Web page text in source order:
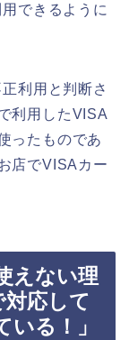
できるように
利用と判断さ
利用したVISA
ったものであ
店でVISAカー
えない理
応して
る！」